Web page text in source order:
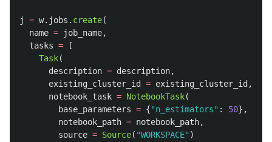
j = w. jobs . create(
name = job_name,
tasks =
[
Task(
description = description,
existing_cluster_id
= existing_cluster_id ,
notebook_task = NotebookTask(
base_parameters = {"n_estimators" : 50},
notebook_path = notebook_path,
source = Source( "WORKSPACE" )